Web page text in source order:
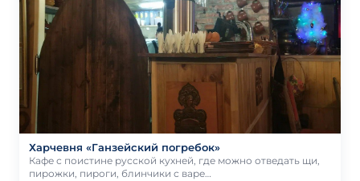
Харчевня «Ганзейский погребок»
Кафе с поистине русской кухней, где можно отведать щи,
пирожки, пироги, блинчики с варе…